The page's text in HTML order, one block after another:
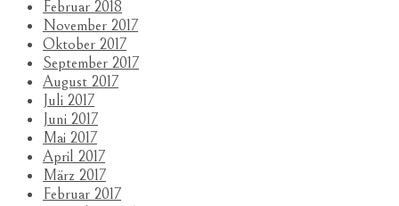
Februar 2018
November 2017
Oktober 2017
September 2017
August 2017
Juli 2017
Juni 2017
Mai 2017
April 2017
März 2017
Februar 2017